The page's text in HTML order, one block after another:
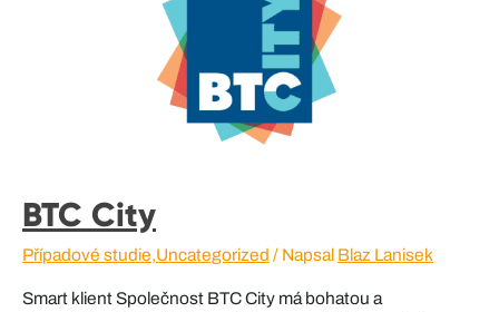
BTC City
Případové studie,Uncategorized / Napsal Blaz Lanisek
Smart klient Společnost BTC City má bohatou a